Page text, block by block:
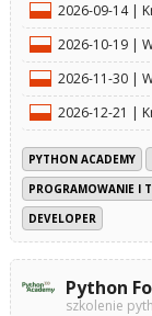
2026-09-14 |
2026-10-19 |
2026-11-30 |
2026-12-21 |
PYTHON ACADEMY
PROGRAMOWANIE I
DEVELOPER
Python
szkolenie